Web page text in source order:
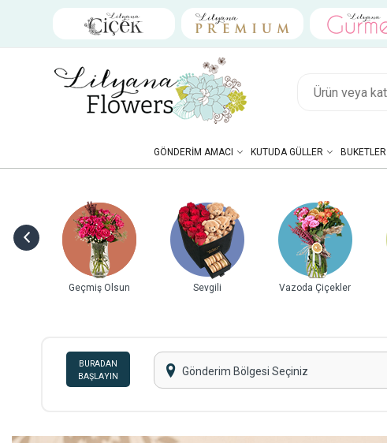
GÖNDERIM AMACI KUTUDA GÜLLER BUKETLER
Geçmiş Olsun Sevgili Vazoda Çiçekler
BURADAN
BAŞLAYIN
Gönderim Bölgesi Seçiniz